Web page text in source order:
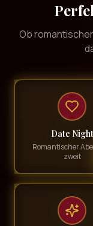
Ob
Date Night
Romantischer
zweit